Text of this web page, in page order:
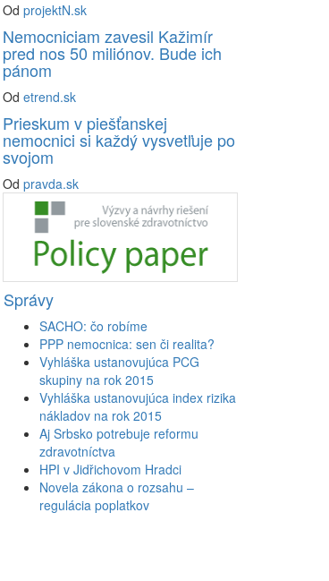
OdprojektN.sk
Nemocniciam zavesil Kažimír
pred nos 50 miliónov. Bude ich
pánom
Odetrend.sk
Prieskum v piešťanskej
nemocnici si každý vysvetľuje po
svojom
Odpravda.sk
Správy
SACHO: čo robíme
PPP nemocnica: sen či realita?
Vyhláška ustanovujúca PCG
skupiny na rok 2015
Vyhláška ustanovujúca index rizika
nákladov na rok 2015
Aj Srbsko potrebuje reformu
zdravotníctva
HPI v Jidřichovom Hradci
Novela zákona o rozsahu –
regulácia poplatkov